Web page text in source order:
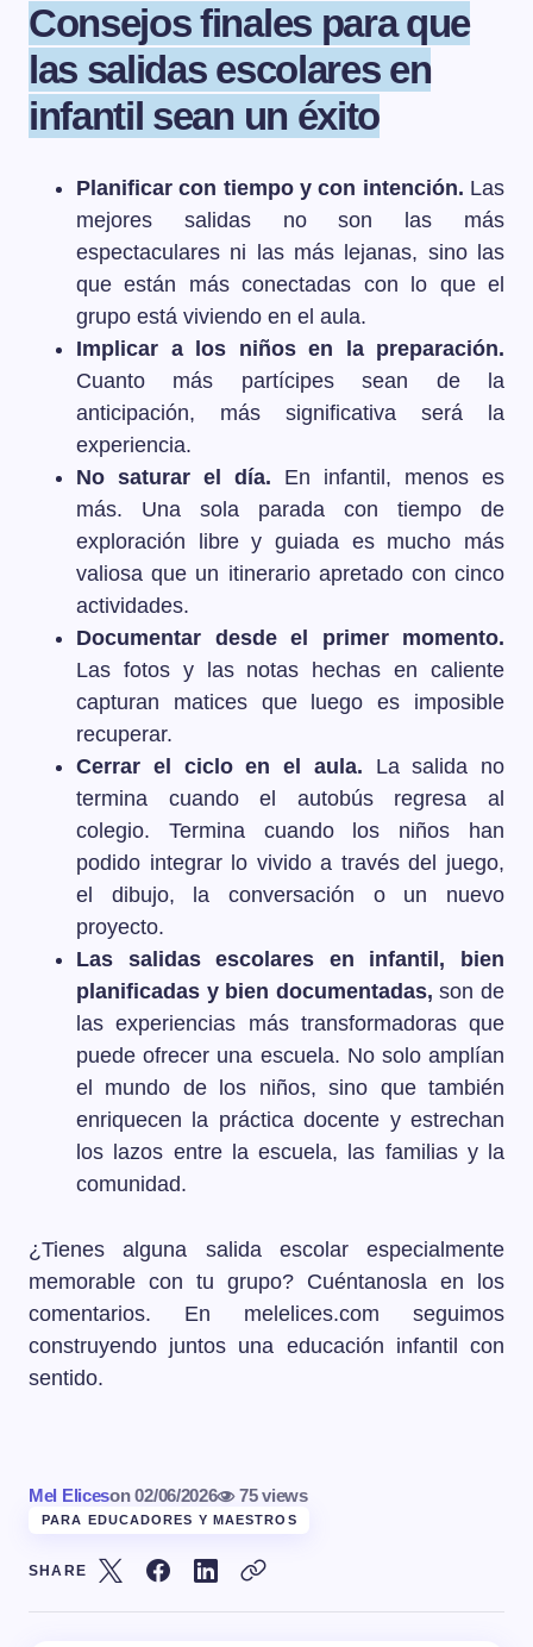
Consejos finales para que
las salidas escolares en
infantil sean un éxito
Planificar con tiempo y con intención. Las
mejores salidas no son las más
espectaculares ni las más lejanas, sino las
que están más conectadas con lo que el
grupo está viviendo en el aula.
Implicar a los niños en la preparación.
Cuanto más partícipes sean de la
anticipación, más significativa será la
experiencia.
No saturar el día. En infantil, menos es
más. Una sola parada con tiempo de
exploración libre y guiada es mucho más
valiosa que un itinerario apretado con cinco
actividades.
Documentar desde el primer momento.
Las fotos y las notas hechas en caliente
capturan matices que luego es imposible
recuperar.
Cerrar el ciclo en el aula. La salida no
termina cuando el autobús regresa al
colegio. Termina cuando los niños han
podido integrar lo vivido a través del juego,
el dibujo, la conversación o un nuevo
proyecto.
Las salidas escolares en infantil, bien
planificadas y bien documentadas, son de
las experiencias más transformadoras que
puede ofrecer una escuela. No solo amplían
el mundo de los niños, sino que también
enriquecen la práctica docente y estrechan
los lazos entre la escuela, las familias y la
comunidad.
¿Tienes alguna salida escolar especialmente
memorable con tu grupo? Cuéntanosla en los
comentarios. En melelices.com seguimos
construyendo juntos una educación infantil con
sentido.
Mel Eliceson 02/06/2026 75 views
PARA EDUCADORES Y MAESTROS
SHARE